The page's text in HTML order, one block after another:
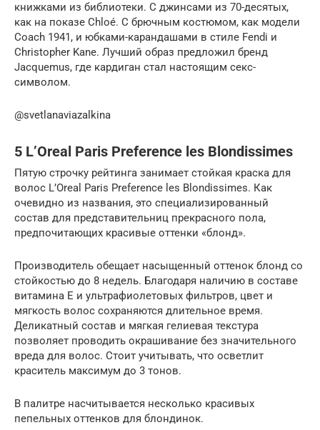
книжками из библиотеки. С джинсами из 70-десятых,
как на показе Chloé. С брючным костюмом, как модели
Coach 1941, и юбками-карандашами в стиле Fendi и
Christopher Kane. Лучший образ предложил бренд
Jacquemus, где кардиган стал настоящим секс-
символом.
@svetlanaviazalkina
5 L’Oreal Paris Preference les Blondissimes
Пятую строчку рейтинга занимает стойкая краска для
волос L’Oreal Paris Preference les Blondissimes. Как
очевидно из названия, это специализированный
состав для представительниц прекрасного пола,
предпочитающих красивые оттенки «блонд».
Производитель обещает насыщенный оттенок блонд со
стойкостью до 8 недель. Благодаря наличию в составе
витамина Е и ультрафиолетовых фильтров, цвет и
мягкость волос сохраняются длительное время.
Деликатный состав и мягкая гелиевая текстура
позволяет проводить окрашивание без значительного
вреда для волос. Стоит учитывать, что осветлит
краситель максимум до 3 тонов.
В палитре насчитывается несколько красивых
пепельных оттенков для блондинок.